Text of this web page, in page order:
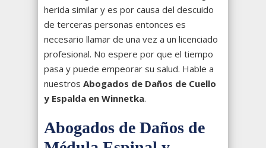
herida similar y es por causa del descuido
de terceras personas entonces es
necesario llamar de una vez a un licenciado
profesional. No espere por que el tiempo
pasa y puede empeorar su salud. Hable a
nuestros Abogados de Daños de Cuello
y Espalda en Winnetka.
Abogados de Daños de